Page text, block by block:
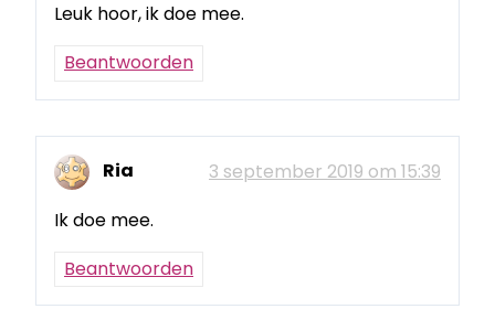
Leuk hoor, ik doe mee.
Beantwoorden
Ria
3 september 2019 om 15:39
Ik doe mee.
Beantwoorden